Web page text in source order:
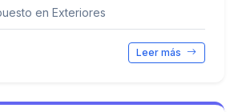
en Exteriores
Leer más